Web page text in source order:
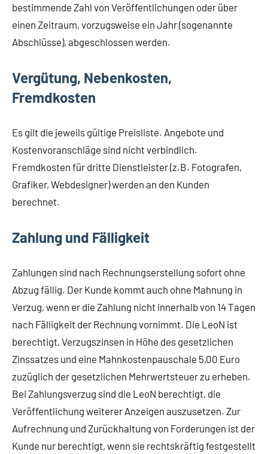
bestimmende Zahl von Veröffentlichungen oder über
einen Zeitraum, vorzugsweise ein Jahr (sogenannte
Abschlüsse), abgeschlossen werden.
Vergütung, Nebenkosten,
Fremdkosten
Es gilt die jeweils gültige Preisliste. Angebote und
Kostenvoranschläge sind nicht verbindlich.
Fremdkosten für dritte Dienstleister (z.B. Fotografen,
Grafiker, Webdesigner) werden an den Kunden
berechnet.
Zahlung und Fälligkeit
Zahlungen sind nach Rechnungserstellung sofort ohne
Abzug fällig. Der Kunde kommt auch ohne Mahnung in
Verzug, wenn er die Zahlung nicht innerhalb von 14 Tagen
nach Fälligkeit der Rechnung vornimmt. Die LeoN ist
berechtigt, Verzugszinsen in Höhe des gesetzlichen
Zinssatzes und eine Mahnkostenpauschale 5,00 Euro
zuzüglich der gesetzlichen Mehrwertsteuer zu erheben.
Bei Zahlungsverzug sind die LeoN berechtigt, die
Veröffentlichung weiterer Anzeigen auszusetzen. Zur
Aufrechnung und Zurückhaltung von Forderungen ist der
Kunde nur berechtigt, wenn sie rechtskräftig festgestellt